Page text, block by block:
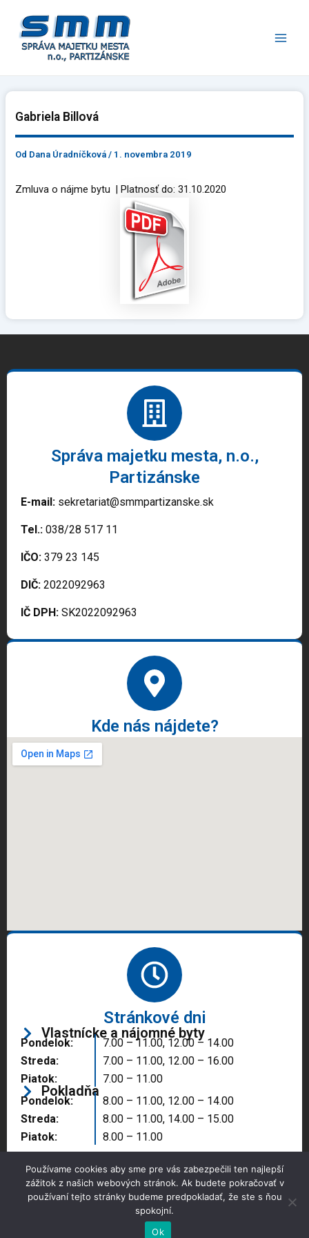
obsah
Gabriela Billová
Od Dana Úradníčková/ 1. novembra 2019
Zmluva o nájme bytu | Platnosť do: 31.10.2020
Správa majetku mesta, n.o.,
Partizánske
E-mail: sekretariat@smmpartizanske.sk
Tel.: 038/28 517 11
IČO: 379 23 145
DIČ: 2022092963
IČ DPH: SK2022092963
Kde nás nájdete?
Stránkové dni
Vlastnícke a nájomné byty
Pondelok:
Streda:
Piatok:
7.00 – 11.00, 12.00 – 14.00
7.00 – 11.00, 12.00 – 16.00
7.00 – 11.00
Pokladňa
Pondelok:
Streda:
Piatok:
8.00 – 11.00, 12.00 – 14.00
8.00 – 11.00, 14.00 – 15.00
8.00 – 11.00
Copyright © 2025 Správa majetku mesta, n.o.,
Partizánske
Používame cookies aby sme pre vás zabezpečili ten najlepší
zážitok z našich webových stránok. Ak budete pokračovať v
používaní tejto stránky budeme predpokladať, že ste s ňou
spokojní.
Ok